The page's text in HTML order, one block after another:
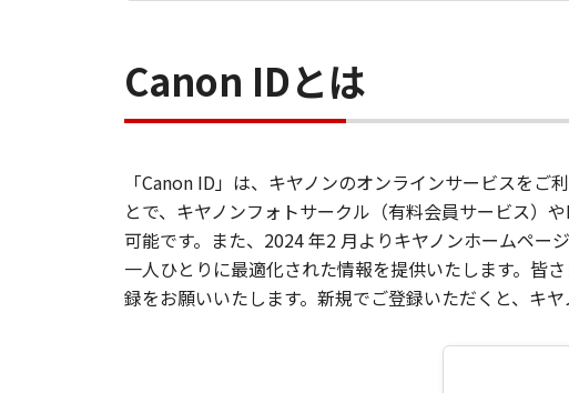
Canon IDとは
「Canon ID」は、キヤノンのオンラインサービスを
とで、キヤノンフォトサークル（有料会員サービス）
可能です。また、2024 年2 月よりキヤノンホームペ
一人ひとりに最適化された情報を提供いたします。皆
録をお願いいたします。新規でご登録いただくと、キ